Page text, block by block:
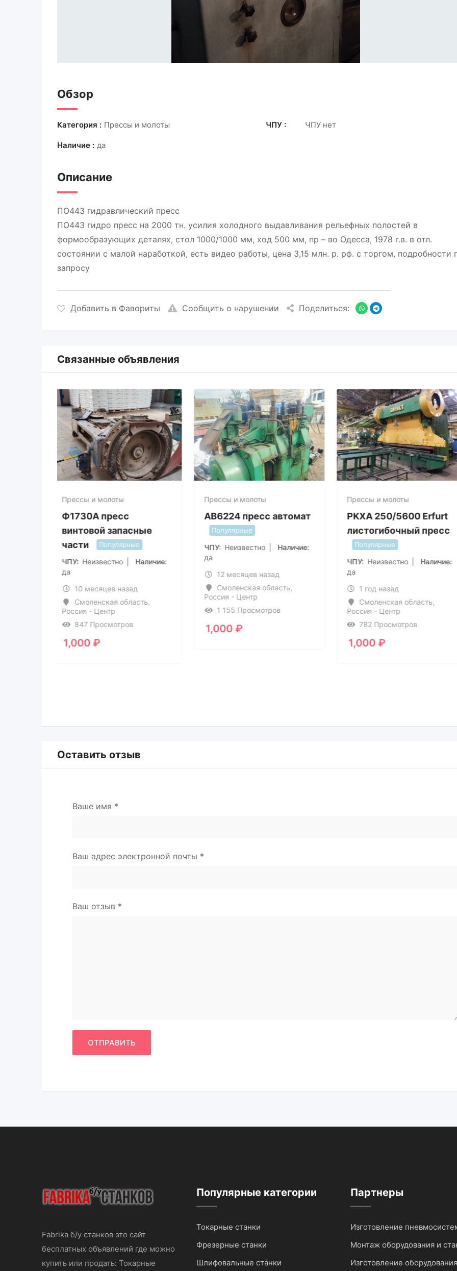
Обзор
Категория : Прессы и молоты ЧПУ : ЧПУ нет
Наличие : да
Описание
ПО443 гидравлический пресс
ПО443 гидро пресс на 2000 тн. усилия холодного выдавливания рельефных полостей в
формообразующих деталях, стол 1000/1000 мм, ход 500 мм, пр – во Одесса, 1978 г.в. в отл.
состоянии с малой наработкой, есть видео работы, цена 3,15 млн. р. рф. с торгом, подробности
запросу
Добавить в Фавориты Сообщить о нарушении Поделиться:
Связанные объявления
Прессы и молоты
Ф1730А пресс
винтовой запасные
части
Популярные
ЧПУ Неизвестно
Наличие
да
10 месяцев назад
Смоленская область
Россия - Центр
847 Просмотров
1,000₽
Прессы и молоты
АВ6224 пресс автомат
Популярные
ЧПУ Неизвестно
Наличие
да
12 месяцев назад
Смоленская область
Россия - Центр
1 155 Просмотров
1,000₽
Прессы и молоты
PKXA 250/5600 Erfurt
листогибочный пресс
Популярные
ЧПУ Неизвестно
Наличие
да
1 год назад
Смоленская область
Россия - Центр
782 Просмотров
1,000₽
Оставить отзыв
Ваше имя *
Ваш адрес электронной почты *
Ваш отзыв *
Fabrika б/у станков это сайт
бесплатных объявлений где можно
купить или продать: Токарные
Популярные категории
Токарные станки
Фрезерные станки
Шлифовальные станки
Партнеры
Изготовление
Монтаж оборудования и
Изготовление оборудования